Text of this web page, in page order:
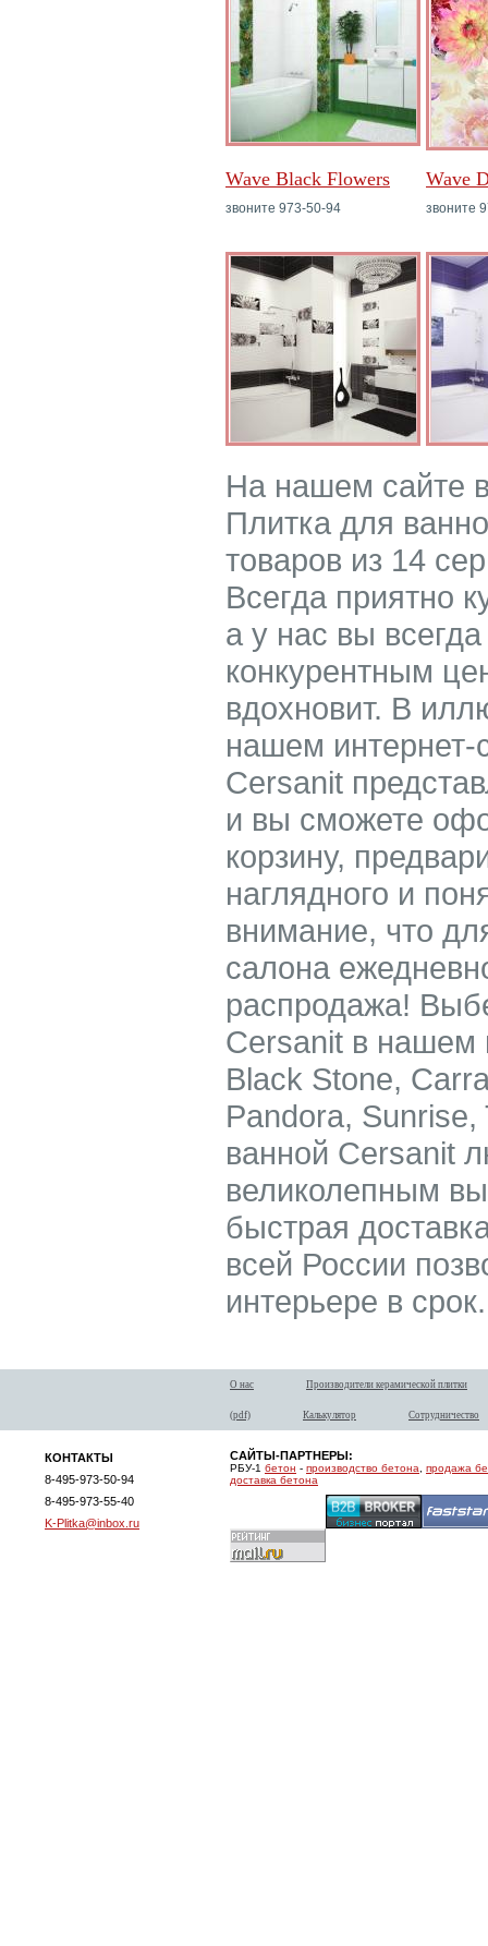
Wave Black Flowers
звоните 973-50-94
Wave
звоните
На нашем сайте
Плитка для
товаров из 14
Всегда приятно
а у нас вы
конкурентным
вдохновит. В
нашем интернет-
Cersanit
и вы сможете
корзину,
наглядного и
внимание, что
салона
распродажа!
Cersanit в нашем
Black Stone,
Pandora,
ванной Cersanit
великолепным
быстрая
всей России
интерьере в срок.
О нас Производители керамической плитки
(pdf) Калькулятор Сотрудничество
КОНТАКТЫ
8-495-973-50-94
8-495-973-55-40
K-Plitka@inbox.ru
САЙТЫ-ПАРТНЕРЫ:
РБУ-1 бетон - производство бетона
продажа
доставка бетона